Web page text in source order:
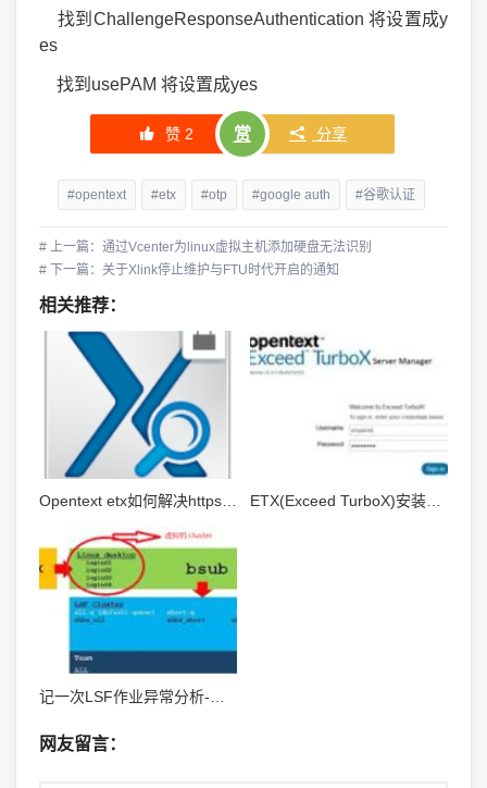
找到ChallengeResponseAuthentication 将设置成y
es
找到usePAM 将设置成yes
赞 2 赏 分享
#opentext #etx #otp #google auth #谷歌认证
# 上一篇：通过Vcenter为linux虚拟主机添加硬盘无法识别
# 下一篇：关于Xlink停止维护与FTU时代开启的通知
相关推荐：
Opentext etx如何解决https提示的安全证书问题 ETX(Exceed TurboX)安装手册之Node安装
网友留言：